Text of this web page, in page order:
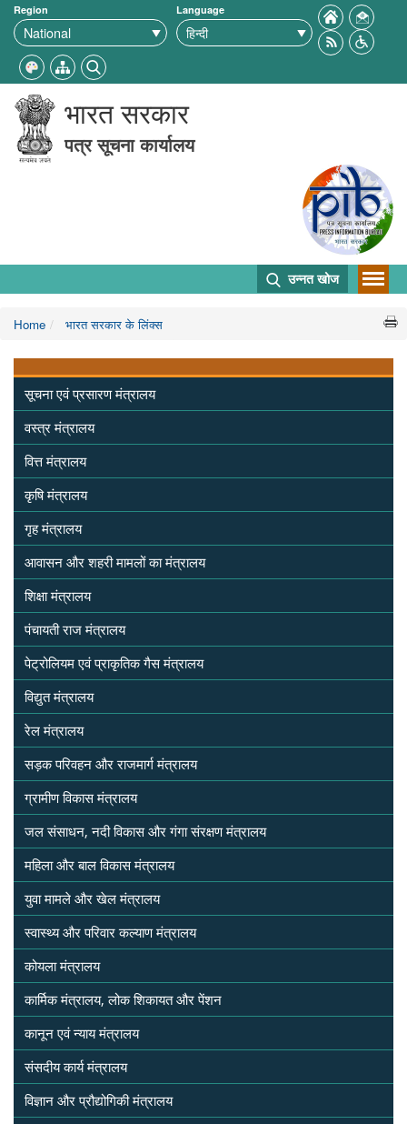
Region Language
भारत सरकार
पत्र सूचना कार्यालय
उन्नत खोज
Home भारत सरकार के लिंक्‍स
सूचना एवं प्रसारण मंत्रालय
वस्त्र मंत्रालय
वित्त मंत्रालय
कृषि मंत्रालय
गृह मंत्रालय
आवासन और शहरी मामलों का मंत्रालय
शिक्षा मंत्रालय
पंचायती राज मंत्रालय
पेट्रोलियम एवं प्राकृतिक गैस मंत्रालय
विद्युत मंत्रालय
रेल मंत्रालय
सड़क परिवहन और राजमार्ग मंत्रालय
ग्रामीण विकास मंत्रालय
जल संसाधन, नदी विकास और गंगा संरक्षण मंत्रालय
महिला और बाल विकास मंत्रालय
युवा मामले और खेल मंत्रालय
स्वास्थ्य और परिवार कल्याण मंत्रालय
कोयला मंत्रालय
कार्मिक मंत्रालय, लोक शिकायत और पेंशन
कानून एवं न्याय मंत्रालय
संसदीय कार्य मंत्रालय
विज्ञान और प्रौद्योगिकी मंत्रालय